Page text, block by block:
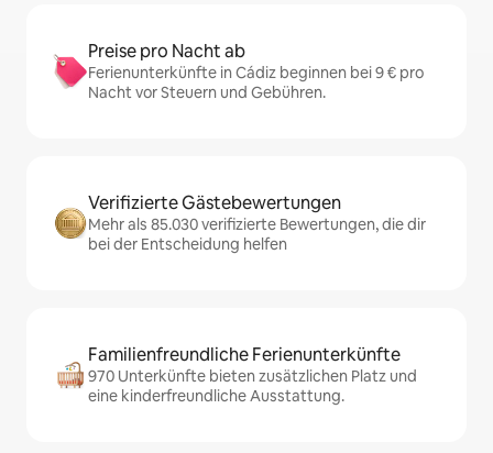
Preise pro Nacht ab
Ferienunterkünfte in Cádiz beginnen bei 9 € pro
Nacht vor Steuern und Gebühren.
Verifizierte Gästebewertungen
Mehr als 85.030 verifizierte Bewertungen, die dir
bei der Entscheidung helfen
Familienfreundliche Ferienunterkünfte
970 Unterkünfte bieten zusätzlichen Platz und
eine kinderfreundliche Ausstattung.